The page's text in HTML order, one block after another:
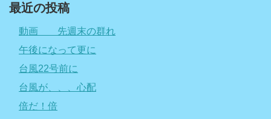
最近の投稿
動画 先週末の群れ
午後になって更に
台風22号前に
台風が、、、心配
倍だ！倍